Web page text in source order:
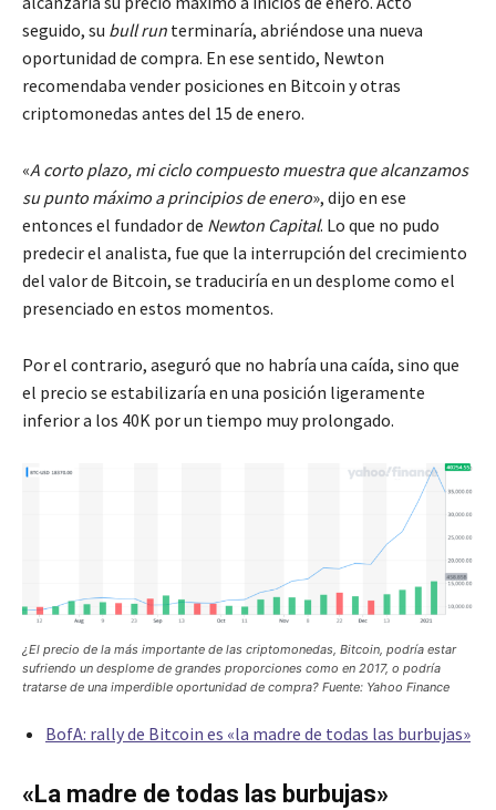
seguido, su bull run terminaría, abriéndose una nueva
oportunidad de compra. En ese sentido, Newton
recomendaba vender posiciones en Bitcoin y otras
criptomonedas antes del 15 de enero.
«A corto plazo, mi ciclo compuesto muestra que alcanzamos
su punto máximo a principios de enero», dijo en ese
entonces el fundador de Newton Capital. Lo que no pudo
predecir el analista, fue que la interrupción del crecimiento
del valor de Bitcoin, se traduciría en un desplome como el
presenciado en estos momentos.
Por el contrario, aseguró que no habría una caída, sino que
el precio se estabilizaría en una posición ligeramente
inferior a los 40K por un tiempo muy prolongado.
¿El precio de la más importante de las criptomonedas, Bitcoin, podría estar
sufriendo un desplome de grandes proporciones como en 2017, o podría
tratarse de una imperdible oportunidad de compra? Fuente: Yahoo Finance
BofA: rally de Bitcoin es «la madre de todas las burbujas»
«La madre de todas las burbujas»